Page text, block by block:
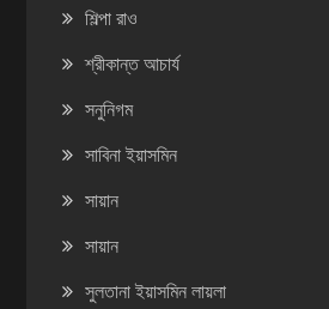
শিল্পা রাও
শ্রীকান্ত আচার্য
সনুনিগম
সাবিনা ইয়াসমিন
সায়ান
সায়ান
সুলতানা ইয়াসমিন লায়লা